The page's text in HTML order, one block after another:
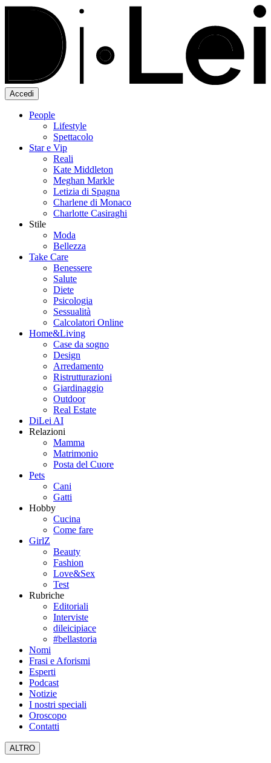
Accedi
People
Lifestyle
Spettacolo
Star e Vip
Reali
Kate Middleton
Meghan Markle
Letizia di Spagna
Charlene di Monaco
Charlotte Casiraghi
Stile
Moda
Bellezza
Take Care
Benessere
Salute
Diete
Psicologia
Sessualità
Calcolatori Online
Home&Living
Case da sogno
Design
Arredamento
Ristrutturazioni
Giardinaggio
Outdoor
Real Estate
DiLei AI
Relazioni
Mamma
Matrimonio
Posta del Cuore
Pets
Cani
Gatti
Hobby
Cucina
Come fare
GirlZ
Beauty
Fashion
Love&Sex
Test
Rubriche
Editoriali
Interviste
dileicipiace
#bellastoria
Nomi
Frasi e Aforismi
Esperti
Podcast
Notizie
I nostri speciali
Oroscopo
Contatti
ALTRO